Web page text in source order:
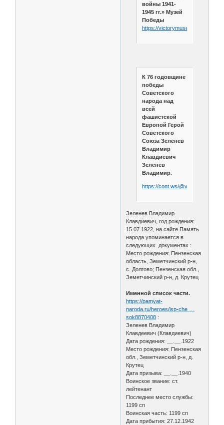
войны 1941-
1945 гг.» Музей
Победы
https://victorymuseum.ru/
К 76 годовщине
победы
Советского
народа над
всей
фашистской
Европой Герой
Советского
Союза Зеленев
Владимир
Клавдиевич
Зеленев
Владимир.
https://cont.ws/@viktor1964023/
Зеленев Владимир
Клавдиевич, год рождения:
15.07.1922, на сайте Память
народа упоминается в
следующих документах :
Место рождения: Пензенская
область, Земетчинский р-н,
с. Долгово; Пензенская обл.,
Земетчинский р-н, д. Крутец
Именной список части.
https://pamyat-
naroda.ru/heroes/isp-che …
sok8870408 :
Зеленев Владимир
Клавдеевич (Клавдиевич)
Дата рождения: __.__.1922
Место рождения: Пензенская
обл., Земетчинский р-н, д.
Крутец
Дата призыва: __.__.1940
Воинское звание: ст.
лейтенант
Последнее место службы:
1199 сп
Воинская часть: 1199 сп
Дата прибытия: 27.12.1942